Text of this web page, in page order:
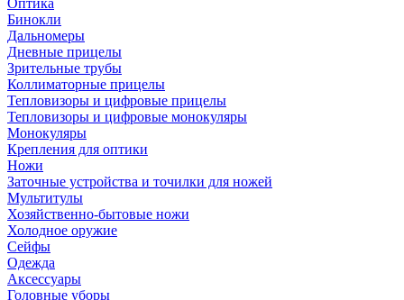
Оптика
Бинокли
Дальномеры
Дневные прицелы
Зрительные трубы
Коллиматорные прицелы
Тепловизоры и цифровые прицелы
Тепловизоры и цифровые монокуляры
Монокуляры
Крепления для оптики
Ножи
Заточные устройства и точилки для ножей
Мультитулы
Хозяйственно-бытовые ножи
Холодное оружие
Сейфы
Одежда
Аксессуары
Головные уборы